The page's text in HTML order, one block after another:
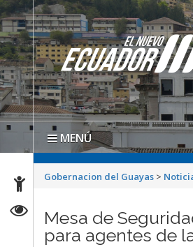
MENÚ
Gobernacion del Guayas >
Mesa de
para agentes de